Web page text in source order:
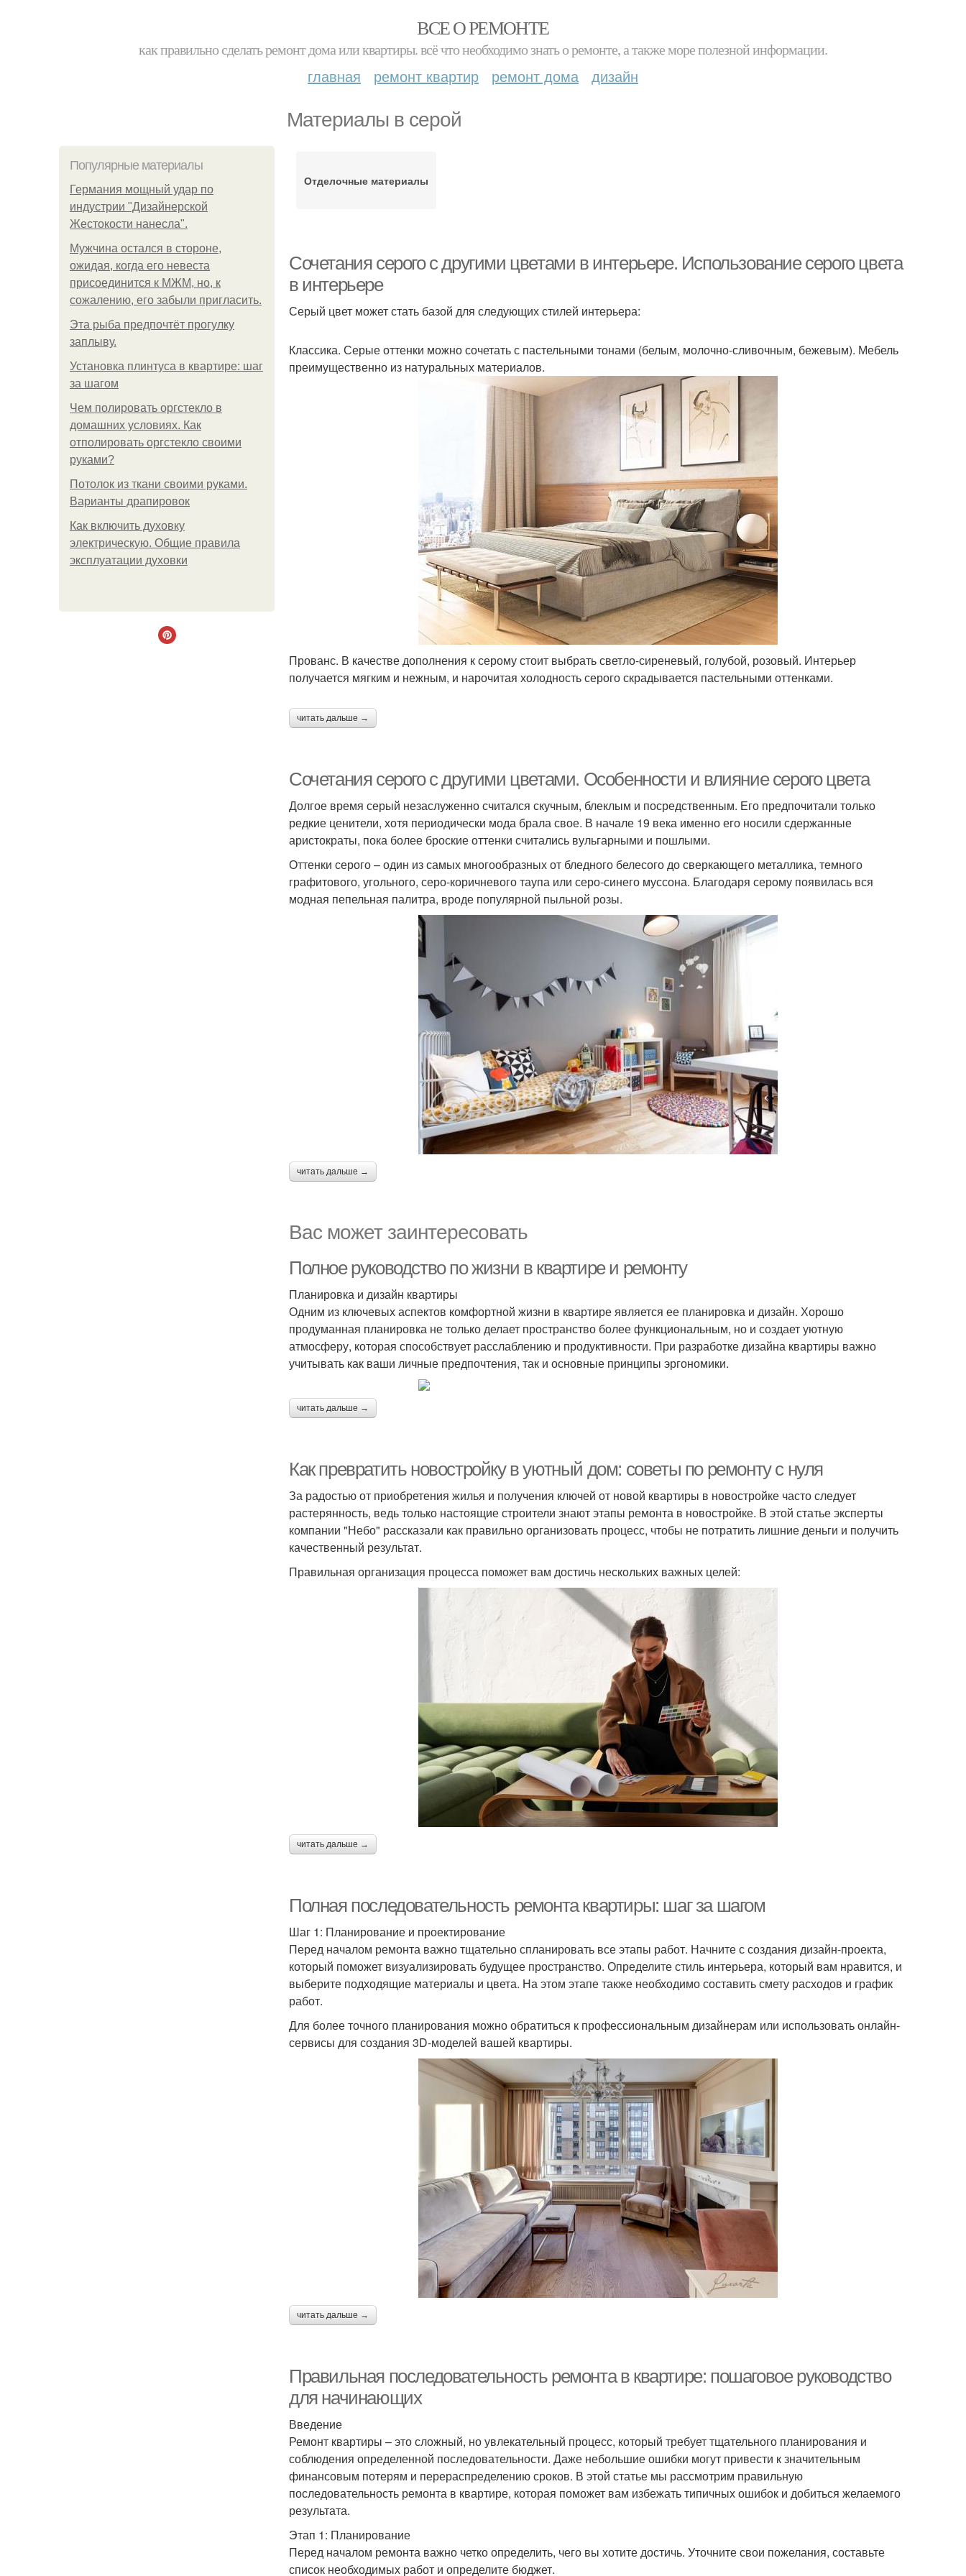
ВСЕ О РЕМОНТЕ
как правильно сделать ремонт дома или квартиры. всё что необходимо знать о ремонте, а также море полезной информации.
главная ремонт квартир ремонт дома дизайн
Материалы в серой
Популярные материалы
Германия мощный удар по
индустрии "Дизайнерской
Жестокости нанесла".
Мужчина остался в стороне,
ожидая, когда его невеста
присоединится к МЖМ, но, к
сожалению, его забыли пригласить.
Эта рыба предпочтёт прогулку
заплыву.
Установка плинтуса в квартире: шаг
за шагом
Чем полировать оргстекло в
домашних условиях. Как
отполировать оргстекло своими
руками?
Потолок из ткани своими руками.
Варианты драпировок
Как включить духовку
электрическую. Общие правила
эксплуатации духовки
Отделочные материалы
Сочетания серого с другими цветами в интерьере. Использование серого цвета
в интерьере
Серый цвет может стать базой для следующих стилей интерьера:
Классика. Серые оттенки можно сочетать с пастельными тонами (белым, молочно-сливочным, бежевым). Мебель
преимущественно из натуральных материалов.
Прованс. В качестве дополнения к серому стоит выбрать светло-сиреневый, голубой, розовый. Интерьер
получается мягким и нежным, и нарочитая холодность серого скрадывается пастельными оттенками.
читать дальше →
Сочетания серого с другими цветами. Особенности и влияние серого цвета
Долгое время серый незаслуженно считался скучным, блеклым и посредственным. Его предпочитали только
редкие ценители, хотя периодически мода брала свое. В начале 19 века именно его носили сдержанные
аристократы, пока более броские оттенки считались вульгарными и пошлыми.
Оттенки серого – один из самых многообразных от бледного белесого до сверкающего металлика, темного
графитового, угольного, серо-коричневого таупа или серо-синего муссона. Благодаря серому появилась вся
модная пепельная палитра, вроде популярной пыльной розы.
читать дальше →
Вас может заинтересовать
Полное руководство по жизни в квартире и ремонту
Планировка и дизайн квартиры
Одним из ключевых аспектов комфортной жизни в квартире является ее планировка и дизайн. Хорошо
продуманная планировка не только делает пространство более функциональным, но и создает уютную
атмосферу, которая способствует расслаблению и продуктивности. При разработке дизайна квартиры важно
учитывать как ваши личные предпочтения, так и основные принципы эргономики.
читать дальше →
Как превратить новостройку в уютный дом: советы по ремонту с нуля
За радостью от приобретения жилья и получения ключей от новой квартиры в новостройке часто следует
растерянность, ведь только настоящие строители знают этапы ремонта в новостройке. В этой статье эксперты
компании "Небо" рассказали как правильно организовать процесс, чтобы не потратить лишние деньги и получить
качественный результат.
Правильная организация процесса поможет вам достичь нескольких важных целей:
читать дальше →
Полная последовательность ремонта квартиры: шаг за шагом
Шаг 1: Планирование и проектирование
Перед началом ремонта важно тщательно спланировать все этапы работ. Начните с создания дизайн-проекта,
который поможет визуализировать будущее пространство. Определите стиль интерьера, который вам нравится, и
выберите подходящие материалы и цвета. На этом этапе также необходимо составить смету расходов и график
работ.
Для более точного планирования можно обратиться к профессиональным дизайнерам или использовать онлайн-
сервисы для создания 3D-моделей вашей квартиры.
читать дальше →
Правильная последовательность ремонта в квартире: пошаговое руководство
для начинающих
Введение
Ремонт квартиры – это сложный, но увлекательный процесс, который требует тщательного планирования и
соблюдения определенной последовательности. Даже небольшие ошибки могут привести к значительным
финансовым потерям и перераспределению сроков. В этой статье мы рассмотрим правильную
последовательность ремонта в квартире, которая поможет вам избежать типичных ошибок и добиться желаемого
результата.
Этап 1: Планирование
Перед началом ремонта важно четко определить, чего вы хотите достичь. Уточните свои пожелания, составьте
список необходимых работ и определите бюджет.